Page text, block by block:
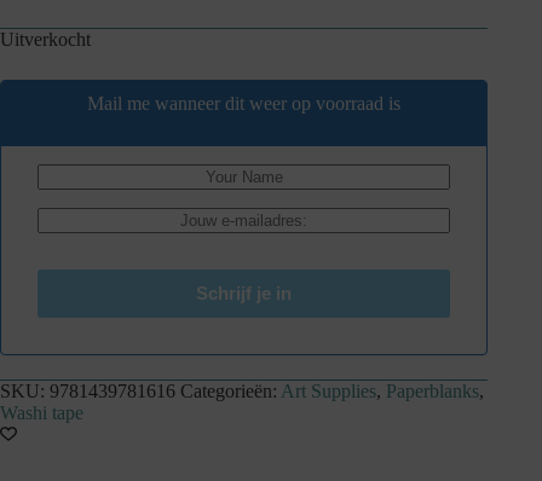
Uitverkocht
Mail me wanneer dit weer op voorraad is
Schrijf je in
SKU: 9781439781616 Categorieën: Art Supplies, Paperblanks,
Washi tape